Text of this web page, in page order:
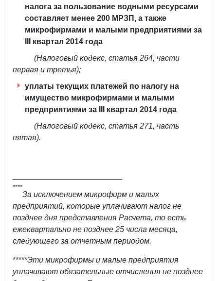
налога за пользование водными ресурсами
составляет менее 200 МРЗП, а также
микрофирмами и малыми предприятиями за
III квартал 2014 года
(Налоговый кодекс, статья 264, части
первая и третья);
уплаты текущих платежей по налогу на
имущество микрофирмами и малыми
предприятиями за III квартал 2014 года
(Налоговый кодекс, статья 271, часть
пятая).
****
За исключением микрофирм и малых
предприятий, которые уплачивают налог не
позднее дня представления Расчета, то есть
ежеквартально не позднее 25 числа месяца,
следующего за отчетным периодом.
*****Эти микрофирмы и малые предприятия
уплачивают обязательные отчисления не позднее